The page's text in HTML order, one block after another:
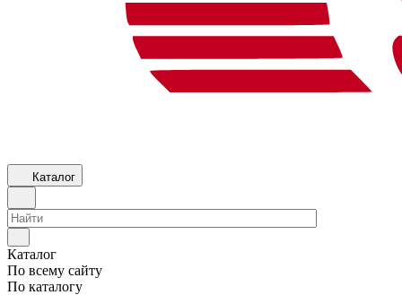
Каталог
Каталог
По всему сайту
По каталогу